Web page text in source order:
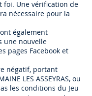
foi. Une vérification de
nécessaire pour la
également
une nouvelle
pages Facebook et
négatif, portant
LES ASSEYRAS, ou
les conditions du Jeu